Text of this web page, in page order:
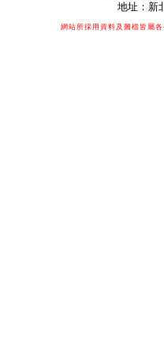
地址：新
網站所採用資料及圖檔皆屬